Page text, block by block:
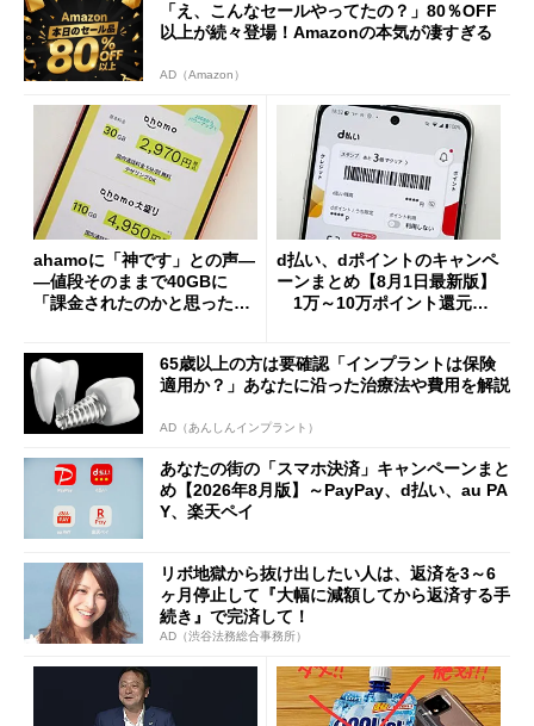
「え、こんなセールやってたの？」80％OFF
以上が続々登場！Amazonの本気が凄すぎる
AD（Amazon）
ahamoに「神です」との声―
―値段そのままで40GBに
「課金されたのかと思った」
d払い、dポイントのキャンペ
ーンまとめ【8月1日最新版】
1万～10万ポイント還元の
65歳以上の方は要確認「インプラントは保険
適用か？」あなたに沿った治療法や費用を解説
AD（あんしんインプラント）
あなたの街の「スマホ決済」キャンペーンまと
め【2026年8月版】～PayPay、d払い、au PA
Y、楽天ペイ
リボ地獄から抜け出したい人は、返済を3～6
ヶ月停止して『大幅に減額してから返済する手
続き』で完済して！
AD（渋谷法務総合事務所）